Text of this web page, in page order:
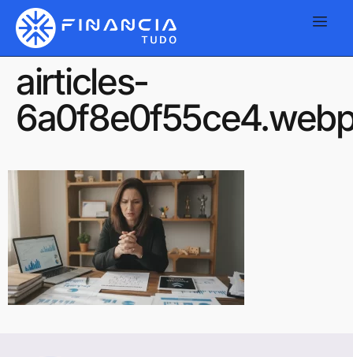
airticles-